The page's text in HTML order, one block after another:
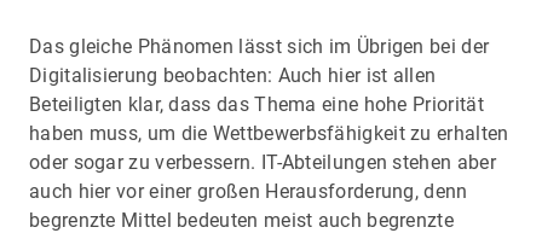
Das gleiche Phänomen lässt sich im Übrigen bei der
Digitalisierung beobachten: Auch hier ist allen
Beteiligten klar, dass das Thema eine hohe Priorität
haben muss, um die Wettbewerbsfähigkeit zu erhalten
oder sogar zu verbessern. IT-Abteilungen stehen aber
auch hier vor einer großen Herausforderung, denn
begrenzte Mittel bedeuten meist auch begrenzte